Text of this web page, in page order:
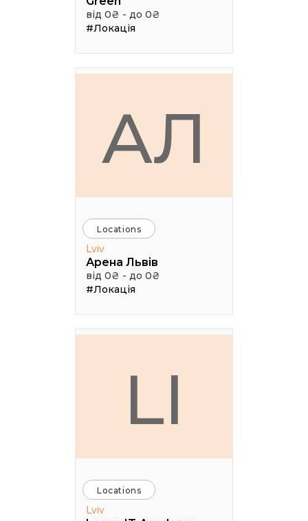
від 0₴ - до 0₴
#Локація
АЛ
Locations
Lviv
Арена Львів
від 0₴ - до 0₴
#Локація
LI
Locations
Lviv